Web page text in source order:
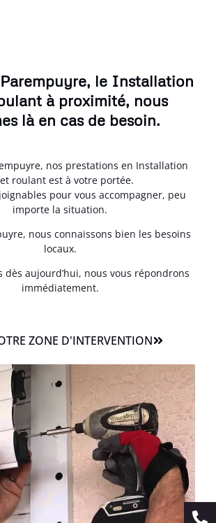
le Installation
à proximité, nous
là en cas de besoin.
nos prestations en Installation
roulant est à votre portée.
pour vous accompagner, peu
importe la situation.
nous connaissons bien les besoins
locaux.
dès aujourd’hui, nous vous répondrons
immédiatement.
ZONE D'INTERVENTION